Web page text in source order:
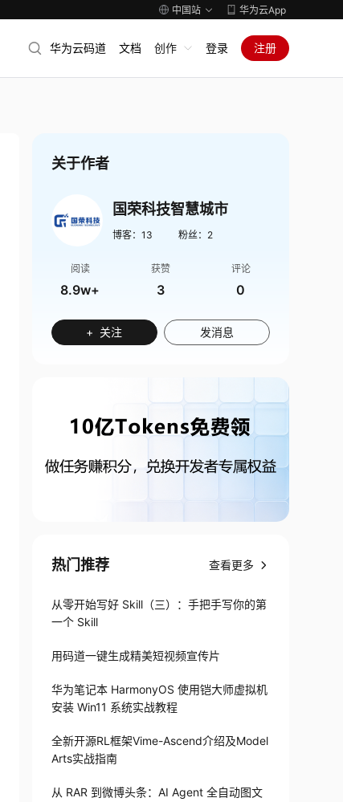
中国站 华为云App
华为云码道 文档 创作 登录 注册
关于作者
国荣科技智慧城市
博客： 13 粉丝： 2
阅读
8.9w+
获赞
3
评论
0
+ 关注 发消息
热门推荐 查看更多
从零开始写好 Skill（三）：手把手写你的第
一个 Skill
用码道一键生成精美短视频宣传片
华为笔记本 HarmonyOS 使用铠大师虚拟机
安装 Win11 系统实战教程
全新开源RL框架Vime-Ascend介绍及Model
Arts实战指南
从 RAR 到微博头条：AI Agent 全自动图文